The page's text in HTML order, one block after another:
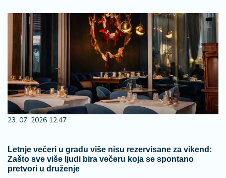
23. 07. 2026 12:47
Letnje večeri u gradu više nisu rezervisane za vikend:
Zašto sve više ljudi bira večeru koja se spontano
pretvori u druženje